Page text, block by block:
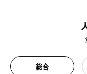
総合